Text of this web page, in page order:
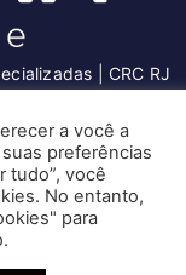
| CRC RJ
preferências
tudo”, você
No entanto,
para
para correção
à
a correção